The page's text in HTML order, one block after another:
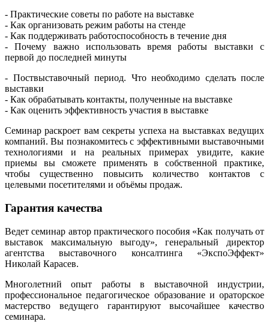
- Практические советы по работе на выставке
- Как организовать режим работы на стенде
- Как поддерживать работоспособность в течение дня
- Почему важно использовать время работы выставки с
первой до последней минуты
- Поствыставочный период. Что необходимо сделать после
выставки
- Как обрабатывать контакты, полученные на выставке
- Как оценить эффективность участия в выставке
Семинар раскроет вам секреты успеха на выставках ведущих
компаний. Вы познакомитесь с эффективными выставочными
технологиями и на реальных примерах увидите, какие
приемы вы сможете применять в собственной практике,
чтобы существенно повысить количество контактов с
целевыми посетителями и объёмы продаж.
Гарантия качества
Ведет семинар автор практического пособия «Как получать от
выставок максимальную выгоду», генеральный директор
агентства выставочного консалтинга «ЭкспоЭффект»
Николай Карасев.
Многолетний опыт работы в выставочной индустрии,
профессиональное педагогическое образование и ораторское
мастерство ведущего гарантируют высочайшее качество
семинара.